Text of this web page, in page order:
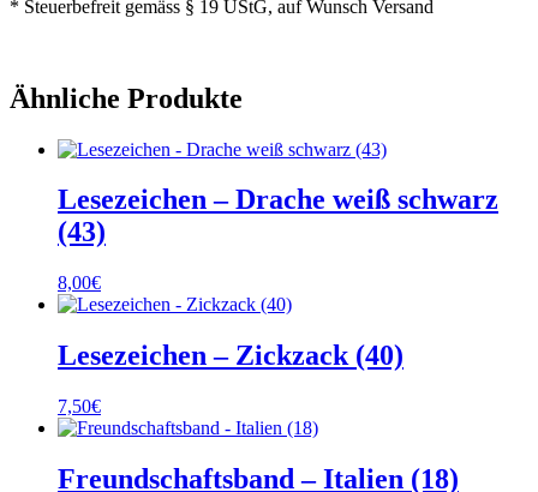
* Steuerbefreit gemäss § 19 UStG, auf Wunsch Versand
Ähnliche Produkte
Lesezeichen – Drache weiß schwarz
(43)
8,00€
Lesezeichen – Zickzack (40)
7,50€
Freundschaftsband – Italien (18)